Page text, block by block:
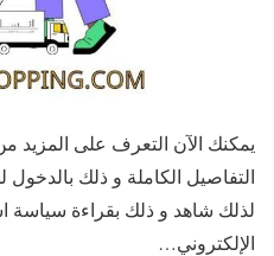
يمكنك الآن التعرف على
التفاصيل الكاملة و ذلك بالدخول
لذلك شاهد و ذلك بقراءة سياسة
الإلكتروني…